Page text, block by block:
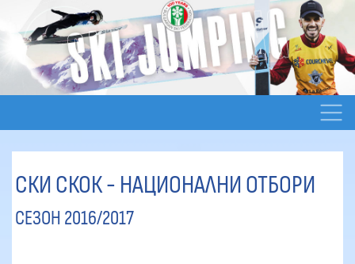
СКИ СКОК - НАЦИОНАЛНИ ОТБОРИ
СЕЗОН 2016/2017